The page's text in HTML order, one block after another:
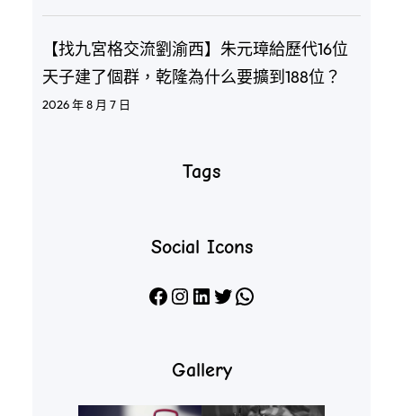
【找九宮格交流劉渝西】朱元璋給歷代16位
天子建了個群，乾隆為什么要擴到188位？
2026 年 8 月 7 日
Tags
Social Icons
Facebook Instagram LinkedIn X WhatsApp
Gallery